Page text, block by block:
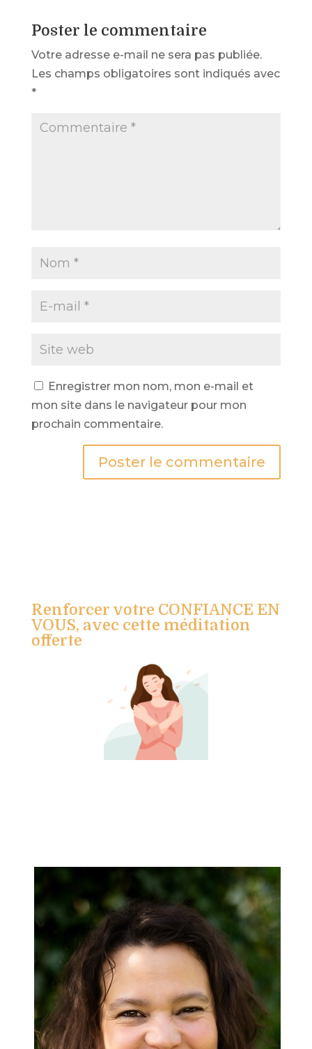
Poster le commentaire
Votre adresse e-mail ne sera pas publiée.
Les champs obligatoires sont indiqués avec
*
Enregistrer mon nom, mon e-mail et
mon site dans le navigateur pour mon
prochain commentaire.
Renforcer votre CONFIANCE EN
VOUS, avec cette méditation
offerte